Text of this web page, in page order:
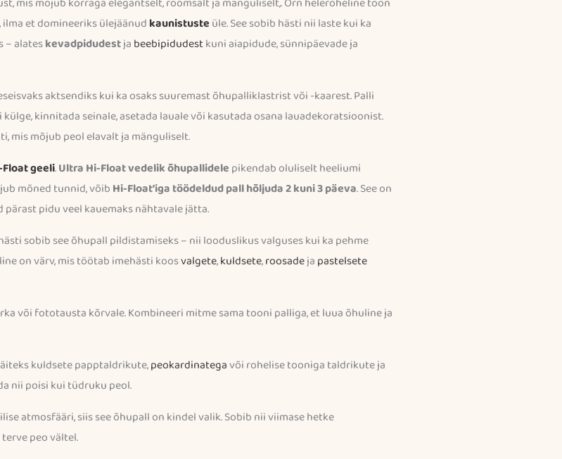
et domineeriks ülejäänud kaunistuste üle. See sobib hästi nii laste kui ka
– alateskevadpidudestja beebipidudestkuni aiapidude, sünnipäevade ja
aktsendiks kui ka osaks suuremast õhupalliklastrist või -kaarest. Palli
kinnitada seinale, asetada lauale või kasutada osana lauadekoratsioonist.
mis mõjub peol elavalt ja mänguliselt.
geeli.Ultra Hi-Float vedelik õhupallidele pikendab oluliselt heeliumi
mõned tunnid, võib Hi-Float’iga töödeldud pall hõljuda 2 kuni 3 päeva. See on
pidu veel kauemaks nähtavale jätta.
sobib see õhupall pildistamiseks – nii looduslikus valguses kui ka pehme
on värv, mis töötab imehästi koosvalgete,kuldsete,roosadeja pastelsete
või fototausta kõrvale. Kombineeri mitme sama tooni palliga, et luua õhuline ja
kuldsete papptaldrikute,peokardinategavõi rohelise tooniga taldrikute ja
nii poisi kui tüdruku peol.
atmosfääri, siis see õhupall on kindel valik. Sobib nii viimase hetke
peo vältel.